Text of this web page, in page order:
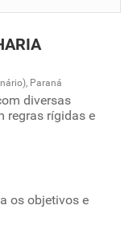
Paraná
diversas
regras rígidas e
os objetivos e